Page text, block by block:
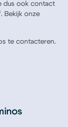
dus ook contact
Bekijk onze
te contacteren.